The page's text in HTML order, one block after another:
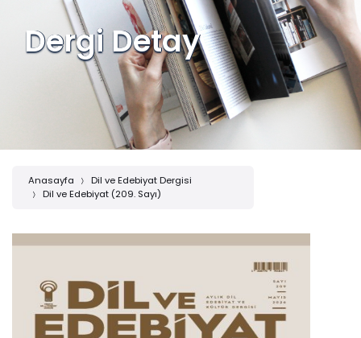
Dergi Detay
Anasayfa
Dil ve Edebiyat Dergisi
Dil ve Edebiyat (209. Sayı)